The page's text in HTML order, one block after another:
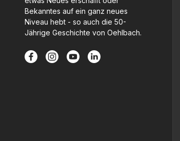
Bekanntes auf ein ganz neues
Niveau hebt - so auch die 50-
Jährige Geschichte von Oehlbach.